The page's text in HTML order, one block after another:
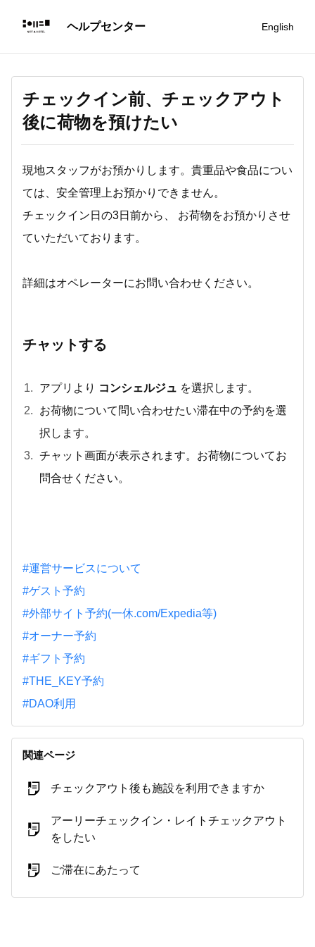
English
チェックイン前、チェックアウト
後に荷物を預けたい
現地スタッフがお預かりします。貴重品や食品につい
ては、安全管理上お預かりできません。
チェックイン日の3日前から、 お荷物をお預かりさせ
ていただいております。
詳細はオペレーターにお問い合わせください。
チャットする
アプリより コンシェルジュ を選択します。
お荷物について問い合わせたい滞在中の予約を選
択します。
チャット画面が表示されます。お荷物についてお
問合せください。
#運営サービスについて
#ゲスト予約
#外部サイト予約(一休.com/Expedia等)
#オーナー予約
#ギフト予約
#THE_KEY予約
#DAO利用
関連ページ
チェックアウト後も施設を利用できますか
アーリーチェックイン・レイトチェックアウト
をしたい
ご滞在にあたって